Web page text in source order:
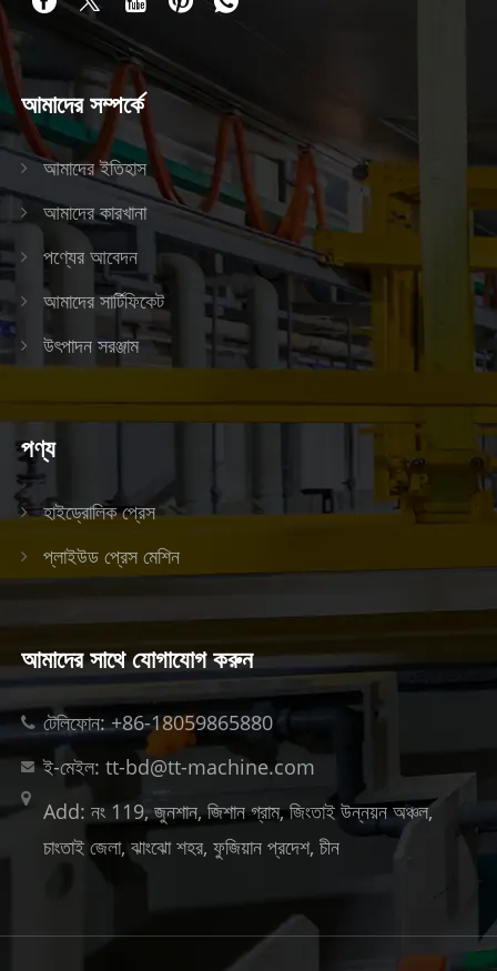
আমাদের সম্পর্কে
আমাদের ইতিহাস
আমাদের কারখানা
পণ্যের আবেদন
আমাদের সার্টিফিকেট
উৎপাদন সরঞ্জাম
পণ্য
হাইড্রোলিক প্রেস
প্লাইউড প্রেস মেশিন
আমাদের সাথে যোগাযোগ করুন
টেলিফোন: +86-18059865880
ই-মেইল: tt-bd@tt-machine.com
Add: নং 119, জুনশান, জিশান গ্রাম, জিংতাই উন্নয়ন অঞ্চল,
চাংতাই ​​জেলা, ঝাংঝো শহর, ফুজিয়ান প্রদেশ, চীন